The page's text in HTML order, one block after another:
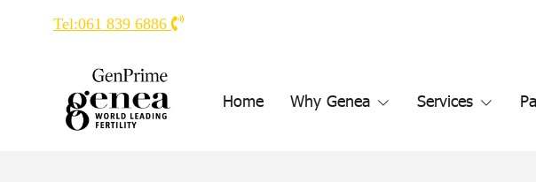
Tel:061 839 6886
Home Why Genea Services